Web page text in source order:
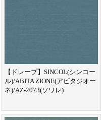
【ドレープ】SINCOL(シンコー
ル)/ABITA ZIONE(アビタジオー
ネ)/AZ-2073(ソワレ)